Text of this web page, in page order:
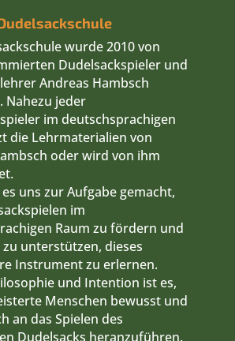
wurde 2010 von
Dudelsackspieler und
Andreas Hambsch
Nahezu jeder
im deutschsprachigen
die Lehrmaterialien von
oder wird von ihm
uns zur Aufgabe gemacht,
im
Raum zu fördern und
unterstützen, dieses
Instrument zu erlernen.
und Intention ist es,
Menschen bewusst und
an das Spielen des
Dudelsacks heranzuführen.